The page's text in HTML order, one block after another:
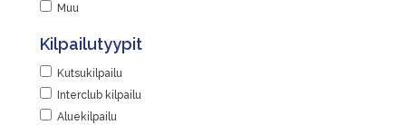
Muu
Kilpailutyypit
Kutsukilpailu
Interclub kilpailu
Aluekilpailu